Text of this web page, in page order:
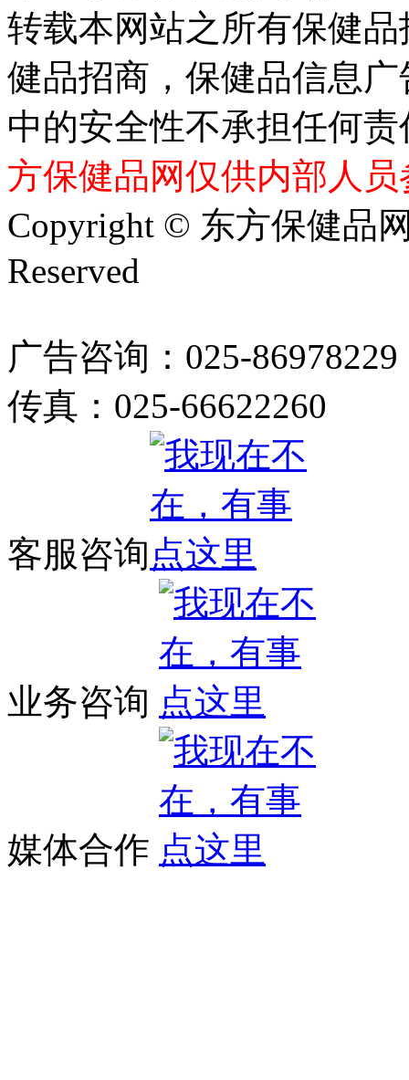
转载本网站之所有保健
健品招商，保健品信息
中的安全性不承担任何
方保健品网仅供内部人
Copyright © 东方保健品
Reserved
广告咨询：025-86978229
传真：025-66622260
客服咨询
业务咨询
媒体合作